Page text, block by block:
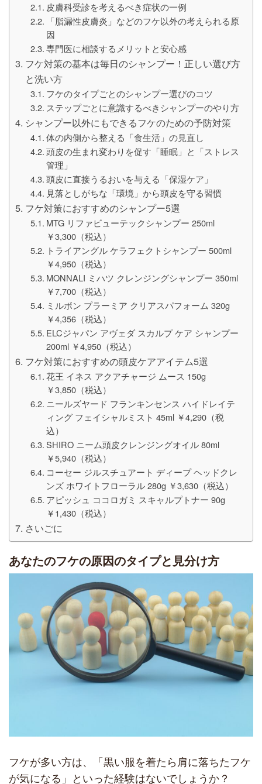
皮膚科受診を考えるべき症状の一例
「脂漏性皮膚炎」などのフケ以外の考えられる原
因
専門医に相談するメリットと安心感
フケ対策の基本は毎日のシャンプー！正しい選び方
と洗い方
フケのタイプごとのシャンプー選びのコツ
ステップごとに意識するべきシャンプーのやり方
シャンプー以外にもできるフケのための予防対策
体の内側から整える「食生活」の見直し
頭皮の生まれ変わりを促す「睡眠」と「ストレス
管理」
頭皮に直接うるおいを与える「保湿ケア」
見落としがちな「環境」から頭皮を守る習慣
フケ対策におすすめのシャンプー5選
MTG リファビューテックシャンプー 250ml
￥3,300（税込）
トライアングル ケラフェクトシャンプー 500ml
￥4,950（税込）
MONNALI ミハツ クレンジングシャンプー 350ml
￥7,700（税込）
ミルボン プラーミア クリアスパフォーム 320g
￥4,356（税込）
ELCジャパン アヴェダ スカルプ ケア シャンプー
200ml ￥4,950（税込）
フケ対策におすすめの頭皮ケアアイテム5選
花王 イネス アクアチャージ ムース 150g
￥3,850（税込）
ニールズヤード フランキンセンス ハイドレイテ
ィング フェイシャルミスト 45ml ￥4,290（税
込）
SHIRO ニーム頭皮クレンジングオイル 80ml
￥5,940（税込）
コーセー ジルスチュアート ディープ ヘッドクレ
ンズ ホワイトフローラル 280g ￥3,630（税込）
アピッシュ ココロガミ スキャルプトナー 90g
￥1,430（税込）
さいごに
あなたのフケの原因のタイプと見分け方
フケが多い方は、「黒い服を着たら肩に落ちたフケ
が気になる」といった経験はないでしょうか？